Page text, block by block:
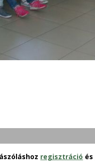
regisztráció és